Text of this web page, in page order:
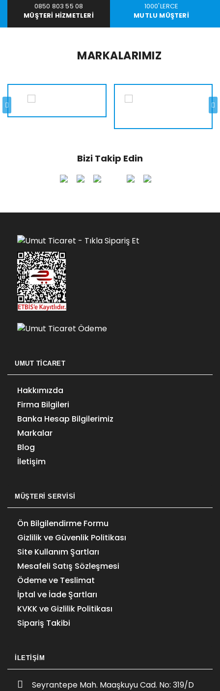
0850 803 55 08
MÜŞTERI HIZMETLERI
1000'LERCE
MUTLU MÜŞTERI
MARKALARIMIZ
Bizi Takip Edin
UMUT TICARET
Hakkımızda
Firma Bilgileri
Banka Hesap Bilgilerimiz
Markalar
Blog
İletişim
MÜŞTERI SERVISI
Ön Bilgilendirme Formu
Gizlilik ve Güvenlik Politikası
Site Kullanım Şartları
Mesafeli Satış Sözleşmesi
Ödeme ve Teslimat
İptal ve İade Şartları
KVKK ve Gizlilik Politikası
Sipariş Takibi
İLETIŞIM
Seyrantepe Mah. Maaşkuyu Cad. No: 319/D